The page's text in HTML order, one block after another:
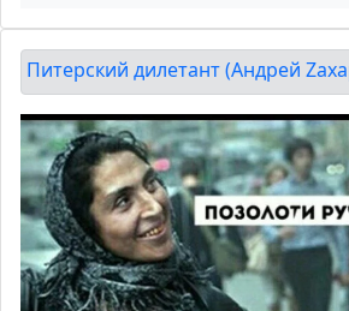
Питерский дилетант (Андрей